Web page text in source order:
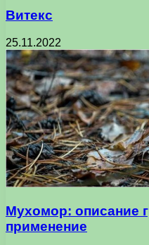
Витекс
25.11.2022
Мухомор: описание
применение